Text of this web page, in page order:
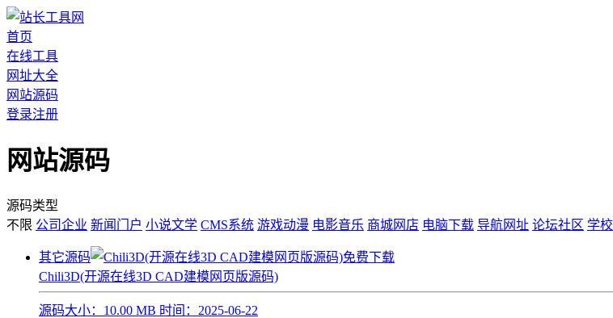
首页
在线工具
网址大全
网站源码
登录注册
网站源码
源码类型
不限 公司企业 新闻门户 小说文学 CMS系统 游戏动漫 电影音乐 商城网店 电脑下载 导航网址 论坛社区 学
其它源码
Chili3D(开源在线3D CAD建模网页版源码)
源码大小： 10.00 MB 时间： 2025-06-22